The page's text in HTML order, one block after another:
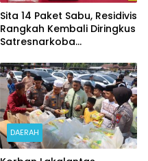
Sita 14 Paket Sabu, Residivis
Rangkah Kembali Diringkus
Satresnarkoba
DAERAH